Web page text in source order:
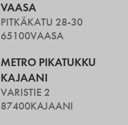
VAASA
PITKÄKATU 28-30
65100VAASA
METRO PIKATUKKU
KAJAANI
VARISTIE 2
87400KAJAANI